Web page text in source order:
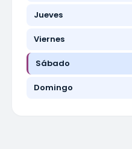
Jueves
Viernes
Sábado
Domingo